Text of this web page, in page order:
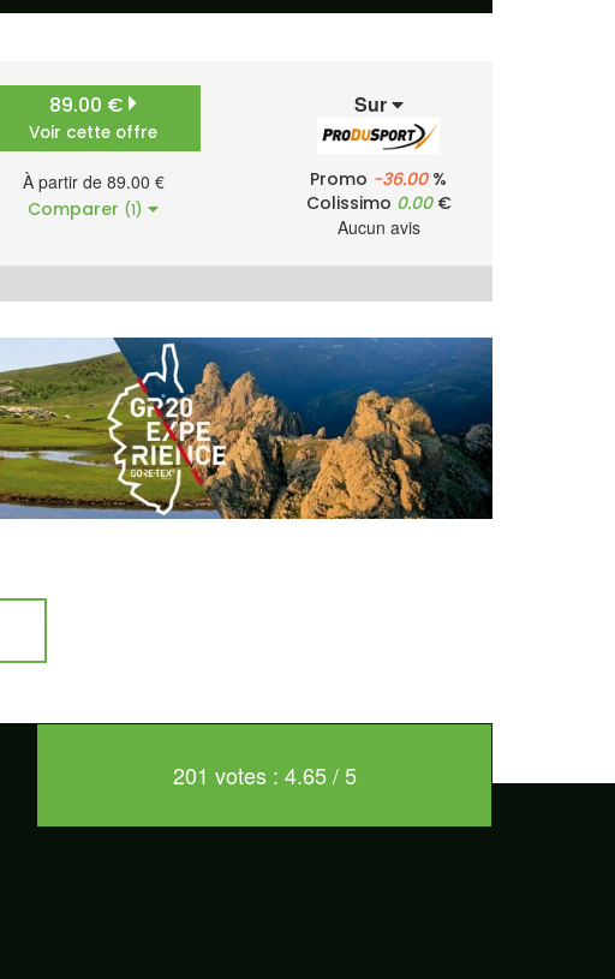
89.00 €
Voir cette offre
À partir de 89.00 €
Comparer (1)
Sur
Promo -36.00%
Colissimo 0.00€
Aucun avis
201 votes : 4.65 / 5